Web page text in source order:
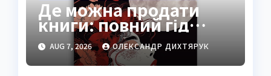
Де можна продати
книги: повний гід
платформами 2026
AUG 7, 2026 ОЛЕКСАНДР ДИХТЯРУК